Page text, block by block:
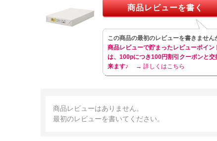
商品レビューを書く
この商品の最初のレビューを書きません
商品レビューで貯まったレビューポイン
は、100pにつき100円割引クーポンと交
来ます♪
→ 詳しくはこちら
商品レビューはありません。
最初のレビューを書いてください。